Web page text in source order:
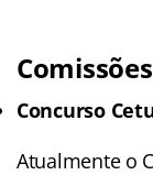
Concurso
Atualmente o